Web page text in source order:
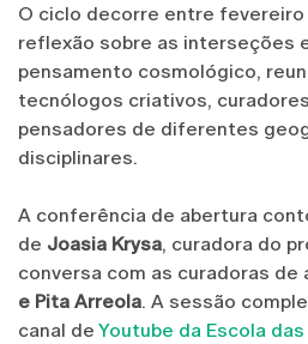
O ciclo decorre entre fevereiro
reflexão sobre as interseções
pensamento cosmológico,
tecnólogos criativos,
pensadores de diferentes
disciplinares.
A conferência de abertura
de Joasia Krysa, curadora do
conversa com as curadoras de
e Pita Arreola. A sessão
canal de Youtube da Escola